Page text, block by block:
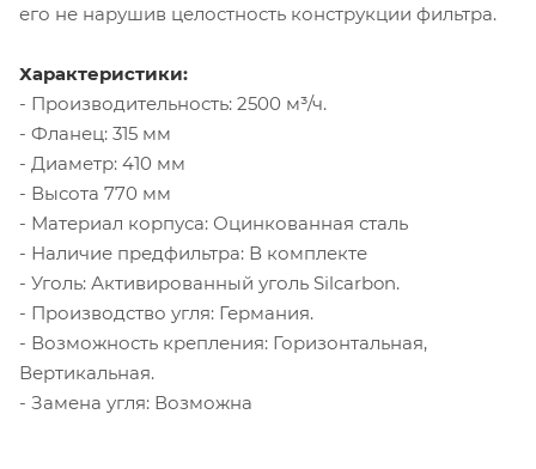
его не нарушив целостность конструкции фильтра.
Характеристики:
- Производительность: 2500 м³/ч.
- Фланец: 315 мм
- Диаметр: 410 мм
- Высота 770 мм
- Материал корпуса: Оцинкованная сталь
- Наличие предфильтра: В комплекте
- Уголь: Активированный уголь Silcarbon.
- Производство угля: Германия.
- Возможность крепления: Горизонтальная,
Вертикальная.
- Замена угля: Возможна